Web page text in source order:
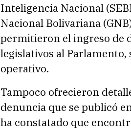
Inteligencia Nacional
Nacional Bolivariana
permitieron el ingreso de
legislativos al
operativo.
Tampoco ofrecieron
denuncia que se publicó
ha constatado que